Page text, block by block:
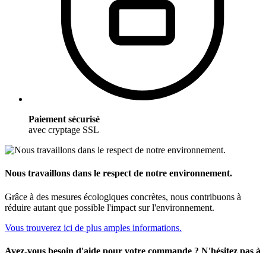
Paiement sécurisé
avec cryptage SSL
Nous travaillons dans le respect de notre environnement.
Grâce à des mesures écologiques concrètes, nous contribuons à
réduire autant que possible l'impact sur l'environnement.
Vous trouverez ici de plus amples informations.
Avez-vous besoin d'aide pour votre commande ? N'hésitez pas à